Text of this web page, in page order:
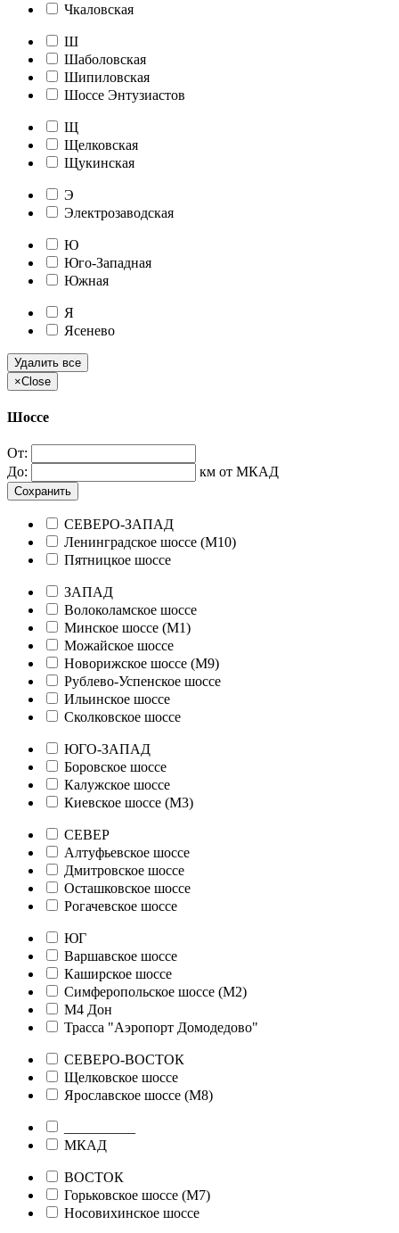
Чкаловская
Ш
Шаболовская
Шипиловская
Шоссе Энтузиастов
Щ
Щелковская
Щукинская
Э
Электрозаводская
Ю
Юго-Западная
Южная
Я
Ясенево
Удалить все
×Close
Шоссе
От:
До:
км от МКАД
Сохранить
СЕВЕРО-ЗАПАД
Ленинградское шоссе (М10)
Пятницкое шоссе
ЗАПАД
Волоколамское шоссе
Минское шоссе (М1)
Можайское шоссе
Новорижское шоссе (М9)
Рублево-Успенское шоссе
Ильинское шоссе
Сколковское шоссе
ЮГО-ЗАПАД
Боровское шоссе
Калужское шоссе
Киевское шоссе (М3)
СЕВЕР
Алтуфьевское шоссе
Дмитровское шоссе
Осташковское шоссе
Рогачевское шоссе
ЮГ
Варшавское шоссе
Каширское шоссе
Симферопольское шоссе (М2)
М4 Дон
Трасса "Аэропорт Домодедово"
СЕВЕРО-ВОСТОК
Щелковское шоссе
Ярославское шоссе (М8)
МКАД
ВОСТОК
Горьковское шоссе (М7)
Носовихинское шоссе